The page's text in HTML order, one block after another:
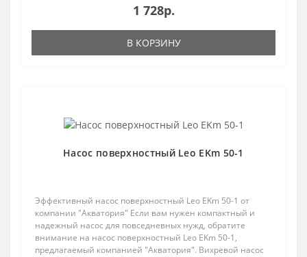
1 728р.
В КОРЗИНУ
Насос поверхностный Leo EKm 50-1
Эффективный насос поверхностный Leo EKm 50-1 от
компании "Акватория" Если вам нужен компактный и
надежный насос для повседневных нужд, обратите
внимание на насос поверхностный Leo EKm 50-1,
предлагаемый компанией "Акватория". Вихревой насос